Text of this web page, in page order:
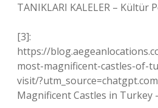
TANIKLARI KALELER – Kültür
[3]:
https://
most-magnificent-castles-of-
visit/
Magnificent Castles in Turkey